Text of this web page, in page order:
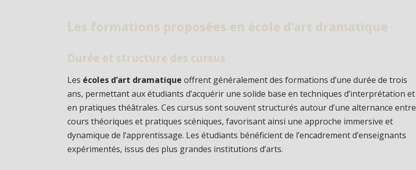
Les formations proposées en école d’art dramatique
Durée et structure des cursus
Les écoles d’art dramatique offrent généralement des formations d’une durée de trois
ans, permettant aux étudiants d’acquérir une solide base en techniques d’interprétation et
en pratiques théâtrales. Ces cursus sont souvent structurés autour d’une alternance entre
cours théoriques et pratiques scéniques, favorisant ainsi une approche immersive et
dynamique de l’apprentissage. Les étudiants bénéficient de l’encadrement d’enseignants
expérimentés, issus des plus grandes institutions d’arts.